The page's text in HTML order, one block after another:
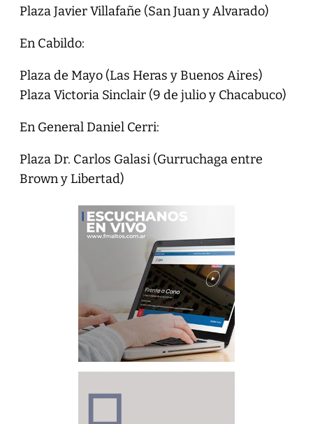
Plaza Javier Villafañe (San Juan y Alvarado)
En Cabildo:
Plaza de Mayo (Las Heras y Buenos Aires)
Plaza Victoria Sinclair (9 de julio y Chacabuco)
En General Daniel Cerri:
Plaza Dr. Carlos Galasi (Gurruchaga entre
Brown y Libertad)